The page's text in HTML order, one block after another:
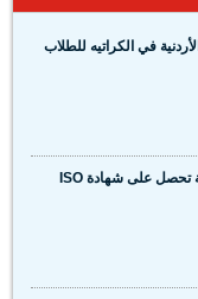
في الكراتيه للطلاب
عمّان الأهلية أول جامعة أردنية تحصل على شهادة ISO